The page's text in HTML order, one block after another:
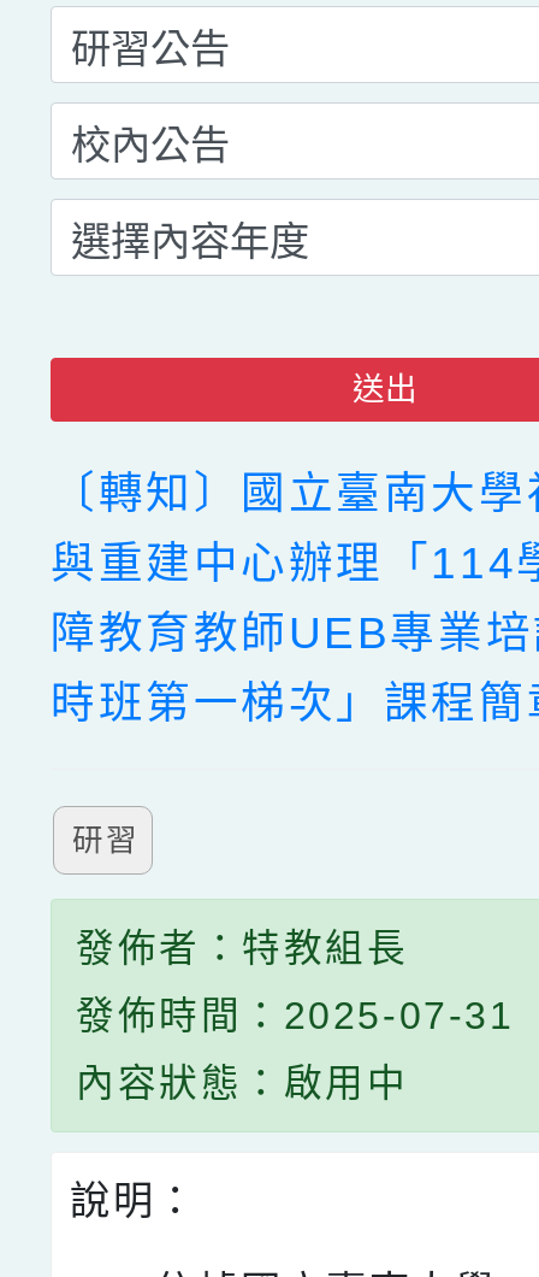
送出
〔轉知〕國立臺南大
與重建中心辦理「114
障教育教師UEB專業
時班第一梯次」課程簡
研習
發佈者：特教組長
發佈時間：2025-07-31
內容狀態：啟用中
說明：